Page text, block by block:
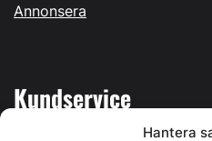
Hantera
Annonsera
Kundservice